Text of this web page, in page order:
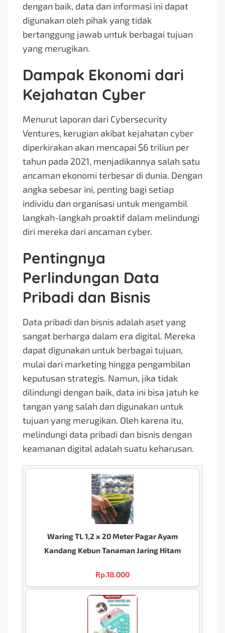
dengan baik, data dan informasi ini dapat
digunakan oleh pihak yang tidak
bertanggung jawab untuk berbagai tujuan
yang merugikan.
Dampak Ekonomi dari
Kejahatan Cyber
Menurut laporan dari Cybersecurity
Ventures, kerugian akibat kejahatan cyber
diperkirakan akan mencapai $6 triliun per
tahun pada 2021, menjadikannya salah satu
ancaman ekonomi terbesar di dunia. Dengan
angka sebesar ini, penting bagi setiap
individu dan organisasi untuk mengambil
langkah-langkah proaktif dalam melindungi
diri mereka dari ancaman cyber.
Pentingnya
Perlindungan Data
Pribadi dan Bisnis
Data pribadi dan bisnis adalah aset yang
sangat berharga dalam era digital. Mereka
dapat digunakan untuk berbagai tujuan,
mulai dari marketing hingga pengambilan
keputusan strategis. Namun, jika tidak
dilindungi dengan baik, data ini bisa jatuh ke
tangan yang salah dan digunakan untuk
tujuan yang merugikan. Oleh karena itu,
melindungi data pribadi dan bisnis dengan
keamanan digital adalah suatu keharusan.
Waring TL 1,2 x 20 Meter Pagar Ayam
Kandang Kebun Tanaman Jaring Hitam
Rp.18.000